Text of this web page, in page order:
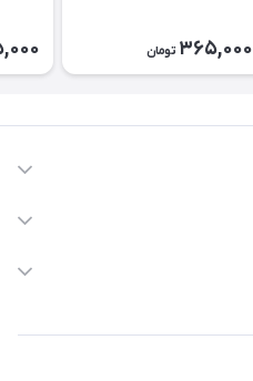
365,000 تومان